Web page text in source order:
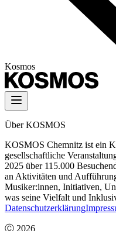
Kosmos
Über KOSMOS
KOSMOS Chemnitz ist ein
gesellschaftliche
2025 über 115.000
an Aktivitäten und
Musiker:innen, Initiativen,
was seine Vielfalt und
Datenschutzerklärung
Ⓒ 2026